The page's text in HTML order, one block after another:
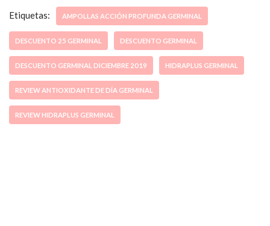
Etiquetas: AMPOLLAS ACCIÓN PROFUNDA GERMINAL
DESCUENTO 25 GERMINAL DESCUENTO GERMINAL
DESCUENTO GERMINAL DICIEMBRE 2019 HIDRAPLUS GERMINAL
REVIEW ANTIOXIDANTE DE DÍA GERMINAL
REVIEW HIDRAPLUS GERMINAL